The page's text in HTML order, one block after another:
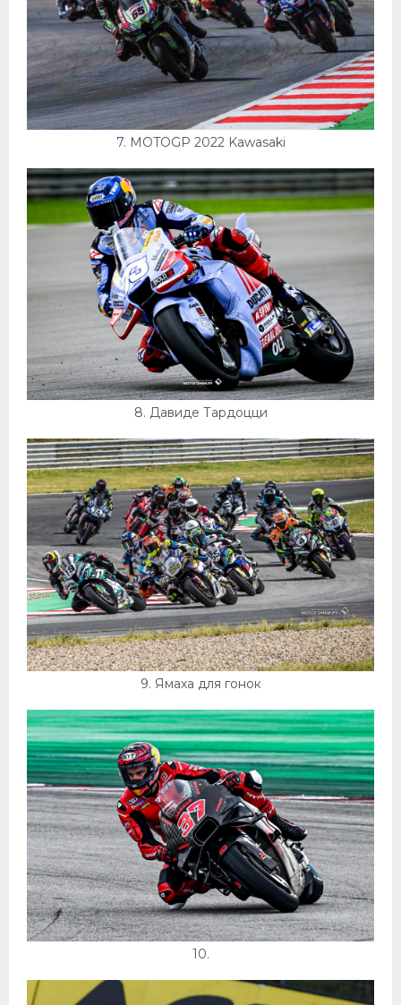
7. MOTOGP 2022 Kawasaki
8. Давиде Тардоцци
9. Ямаха для гонок
10.